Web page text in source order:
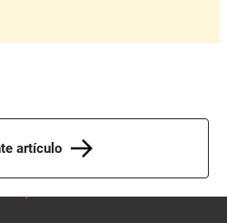
artículo